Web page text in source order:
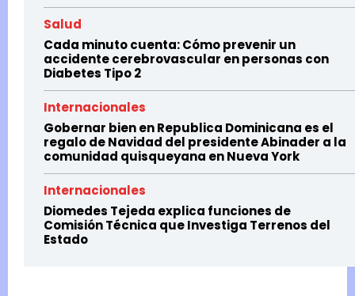
Salud
Cada minuto cuenta: Cómo prevenir un
accidente cerebrovascular en personas con
Diabetes Tipo 2
Internacionales
Gobernar bien en Republica Dominicana es el
regalo de Navidad del presidente Abinader a la
comunidad quisqueyana en Nueva York
Internacionales
Diomedes Tejeda explica funciones de
Comisión Técnica que Investiga Terrenos del
Estado